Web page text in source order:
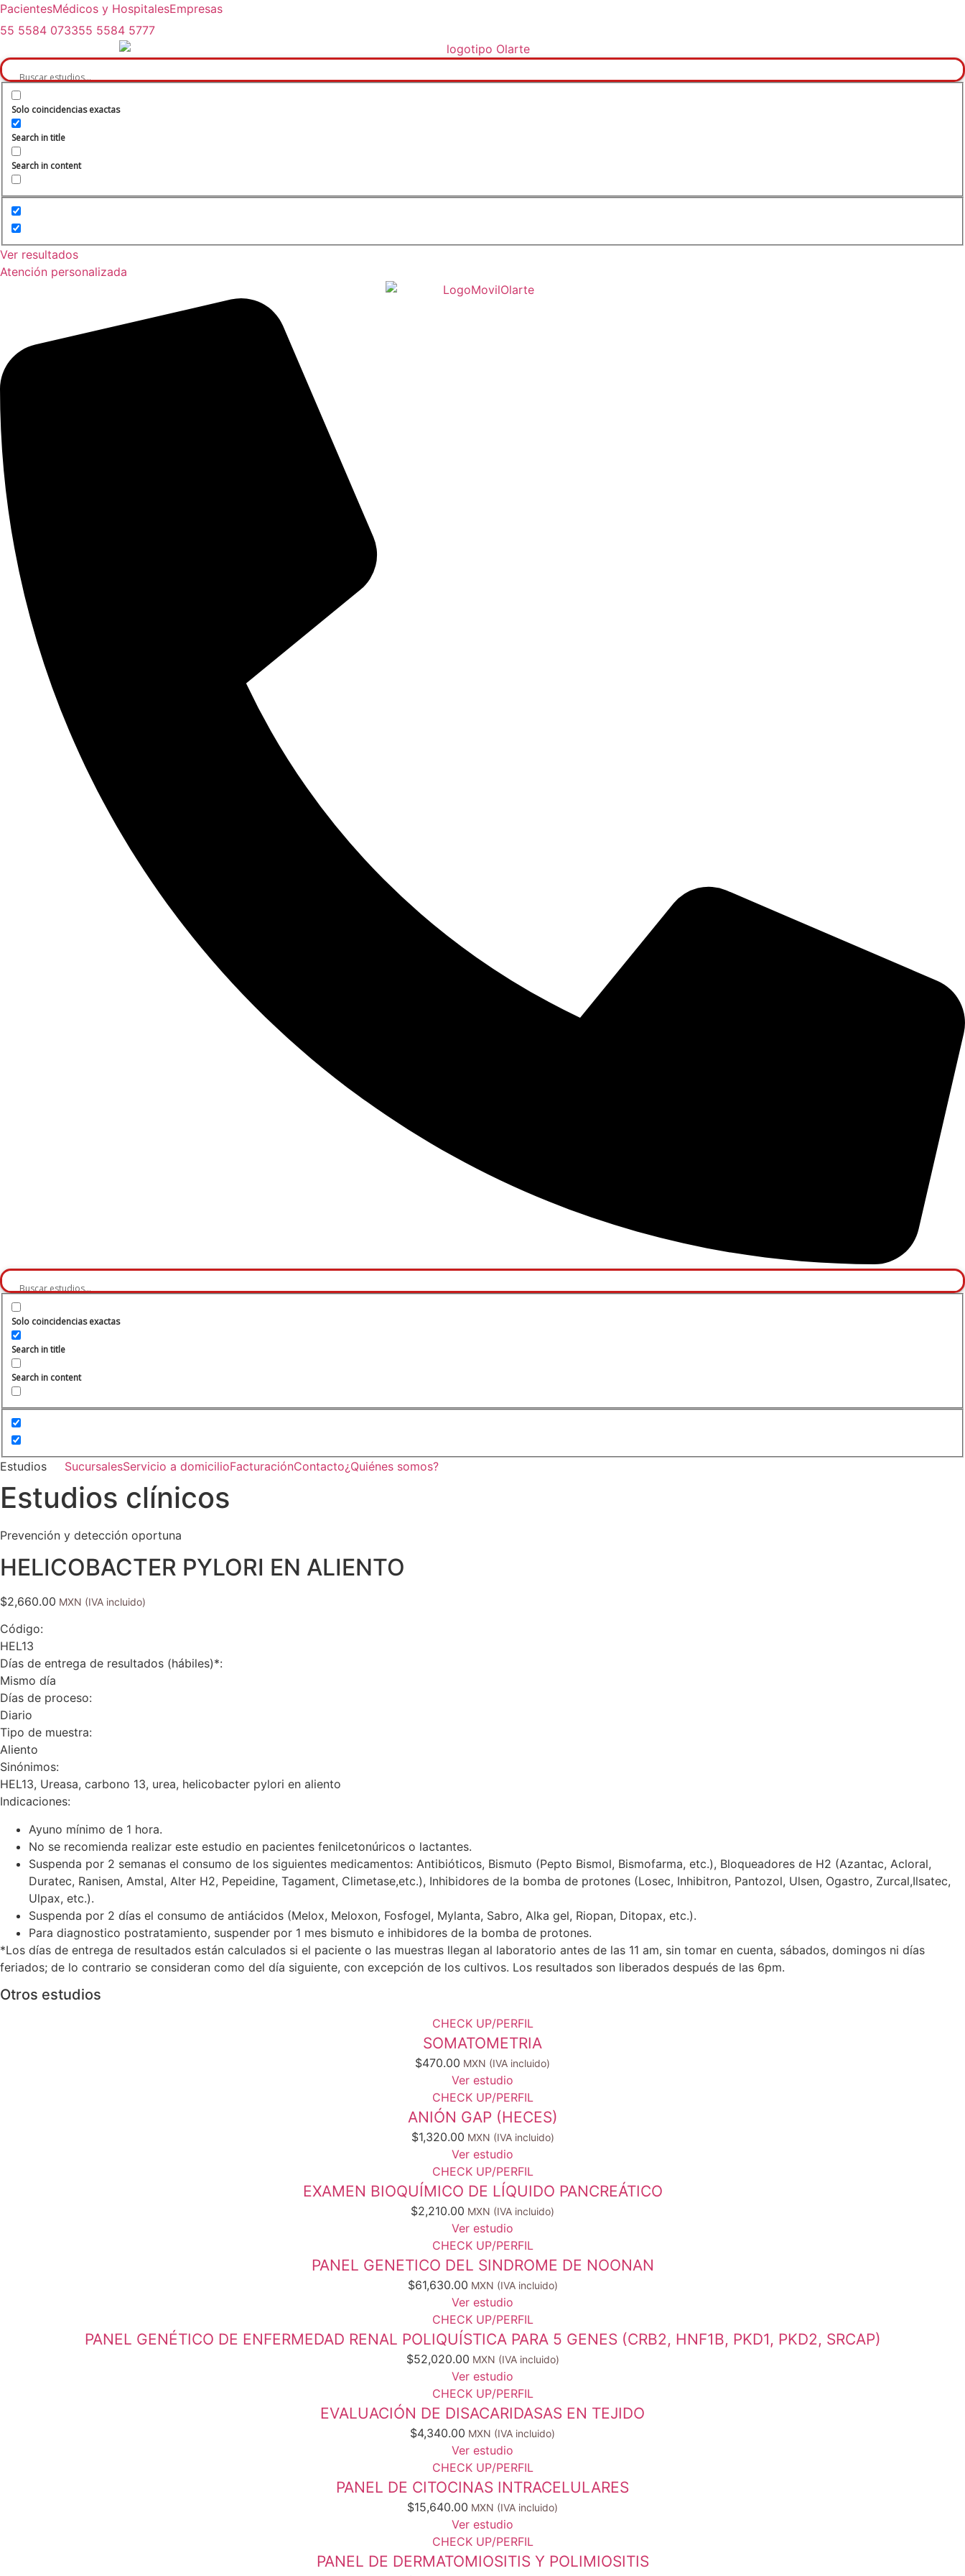
PacientesMédicos y HospitalesEmpresas
55 5584 073355 5584 5777
Solo coincidencias exactas
Search in title
Search in content
Ver resultados
Atención personalizada
Solo coincidencias exactas
Search in title
Search in content
Estudios SucursalesServicio a domicilioFacturaciónContacto¿Quiénes somos?
Estudios clínicos
Prevención y detección oportuna
HELICOBACTER PYLORI EN ALIENTO
$2,660.00
Código:
HEL13
Días de entrega de resultados (hábiles)*:
Mismo día
Días de proceso:
Diario
Tipo de muestra:
Aliento
Sinónimos:
HEL13, Ureasa, carbono 13, urea, helicobacter pylori en aliento
Indicaciones:
Ayuno mínimo de 1 hora.
No se recomienda realizar este estudio en pacientes fenilcetonúricos o lactantes.
Suspenda por 2 semanas el consumo de los siguientes medicamentos: Antibióticos, Bismuto (Pepto Bismol, Bismofarma, etc.), Bloqueadores de H2 (Azantac, Acloral,
Duratec, Ranisen, Amstal, Alter H2, Pepeidine, Tagament, Climetase,etc.), Inhibidores de la bomba de protones (Losec, Inhibitron, Pantozol, Ulsen, Ogastro, Zurcal,Ilsatec,
Ulpax, etc.).
Suspenda por 2 días el consumo de antiácidos (Melox, Meloxon, Fosfogel, Mylanta, Sabro, Alka gel, Riopan, Ditopax, etc.).
Para diagnostico postratamiento, suspender por 1 mes bismuto e inhibidores de la bomba de protones.
*Los días de entrega de resultados están calculados si el paciente o las muestras llegan al laboratorio antes de las 11 am, sin tomar en cuenta, sábados, domingos ni días
feriados; de lo contrario se consideran como del día siguiente, con excepción de los cultivos. Los resultados son liberados después de las 6pm.
Otros estudios
CHECK UP/PERFIL
SOMATOMETRIA
$470.00
Ver estudio
CHECK UP/PERFIL
ANIÓN GAP (HECES)
$1,320.00
Ver estudio
CHECK UP/PERFIL
EXAMEN BIOQUÍMICO DE LÍQUIDO PANCREÁTICO
$2,210.00
Ver estudio
CHECK UP/PERFIL
PANEL GENETICO DEL SINDROME DE NOONAN
$61,630.00
Ver estudio
CHECK UP/PERFIL
PANEL GENÉTICO DE ENFERMEDAD RENAL POLIQUÍSTICA PARA 5 GENES (CRB2, HNF1B, PKD1, PKD2, SRCAP)
$52,020.00
Ver estudio
CHECK UP/PERFIL
EVALUACIÓN DE DISACARIDASAS EN TEJIDO
$4,340.00
Ver estudio
CHECK UP/PERFIL
PANEL DE CITOCINAS INTRACELULARES
$15,640.00
Ver estudio
CHECK UP/PERFIL
PANEL DE DERMATOMIOSITIS Y POLIMIOSITIS